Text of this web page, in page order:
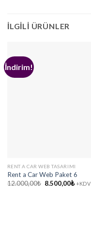
İLGILI ÜRÜNLER
İndirim!
RENT A CAR WEB TASARIMI
Rent a Car Web Paket 6
12.000,00₺ Orijinal
8.500,00₺Şu
+KDV